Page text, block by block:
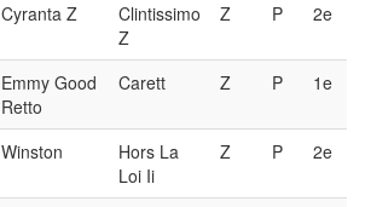
Cyranta Z
Clintissimo
Z
Z P 2e
Emmy Good
Retto
Carett Z P 1e
Winston
Hors La
Loi Ii
Z P 2e